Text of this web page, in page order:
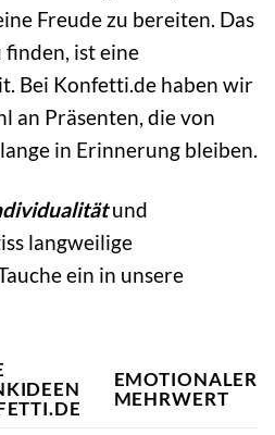
Freude zu bereiten. Das
finden, ist eine
Bei Konfetti.de haben wir
an Präsenten, die von
in Erinnerung bleiben.
und
langweilige
ein in unsere
EMOTIONALER
MEHRWERT